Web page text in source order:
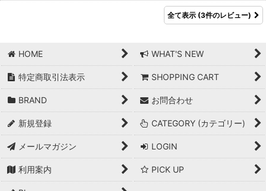
全て表示 (3件のレビュー)
HOME WHAT'S NEW
特定商取引法表示 SHOPPING CART
BRAND お問合わせ
新規登録 CATEGORY (カテゴリー)
メールマガジン LOGIN
利用案内 PICK UP